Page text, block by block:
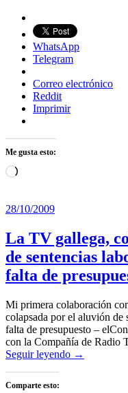
WhatsApp
Telegram
Correo electrónico
Reddit
Imprimir
Me gusta esto:
Cargando...
28/10/2009
La TV gallega,
de sentencias
falta de
Mi primera colaboración
colapsada por el aluvión de
falta de presupuesto –
con la Compañía de
Seguir leyendo →
Comparte esto: